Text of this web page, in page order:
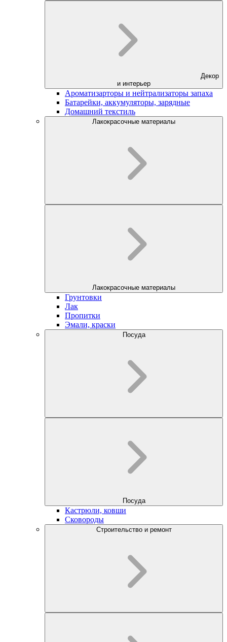
Декор
и интерьер
Ароматизарторы и нейтрализаторы запаха
Батарейки, аккумуляторы, зарядные
Домашний текстиль
Лакокрасочные материалы
Лакокрасочные материалы
Грунтовки
Лак
Пропитки
Эмали, краски
Посуда
Посуда
Кастрюли, ковши
Сковороды
Строительство и ремонт